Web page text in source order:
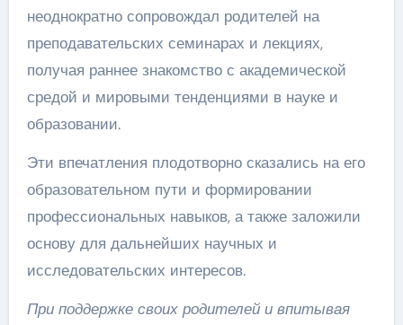
неоднократно сопровождал родителей на
преподавательских семинарах и лекциях,
получая раннее знакомство с академической
средой и мировыми тенденциями в науке и
образовании.
Эти впечатления плодотворно сказались на его
образовательном пути и формировании
профессиональных навыков, а также заложили
основу для дальнейших научных и
исследовательских интересов.
При поддержке своих родителей и впитывая